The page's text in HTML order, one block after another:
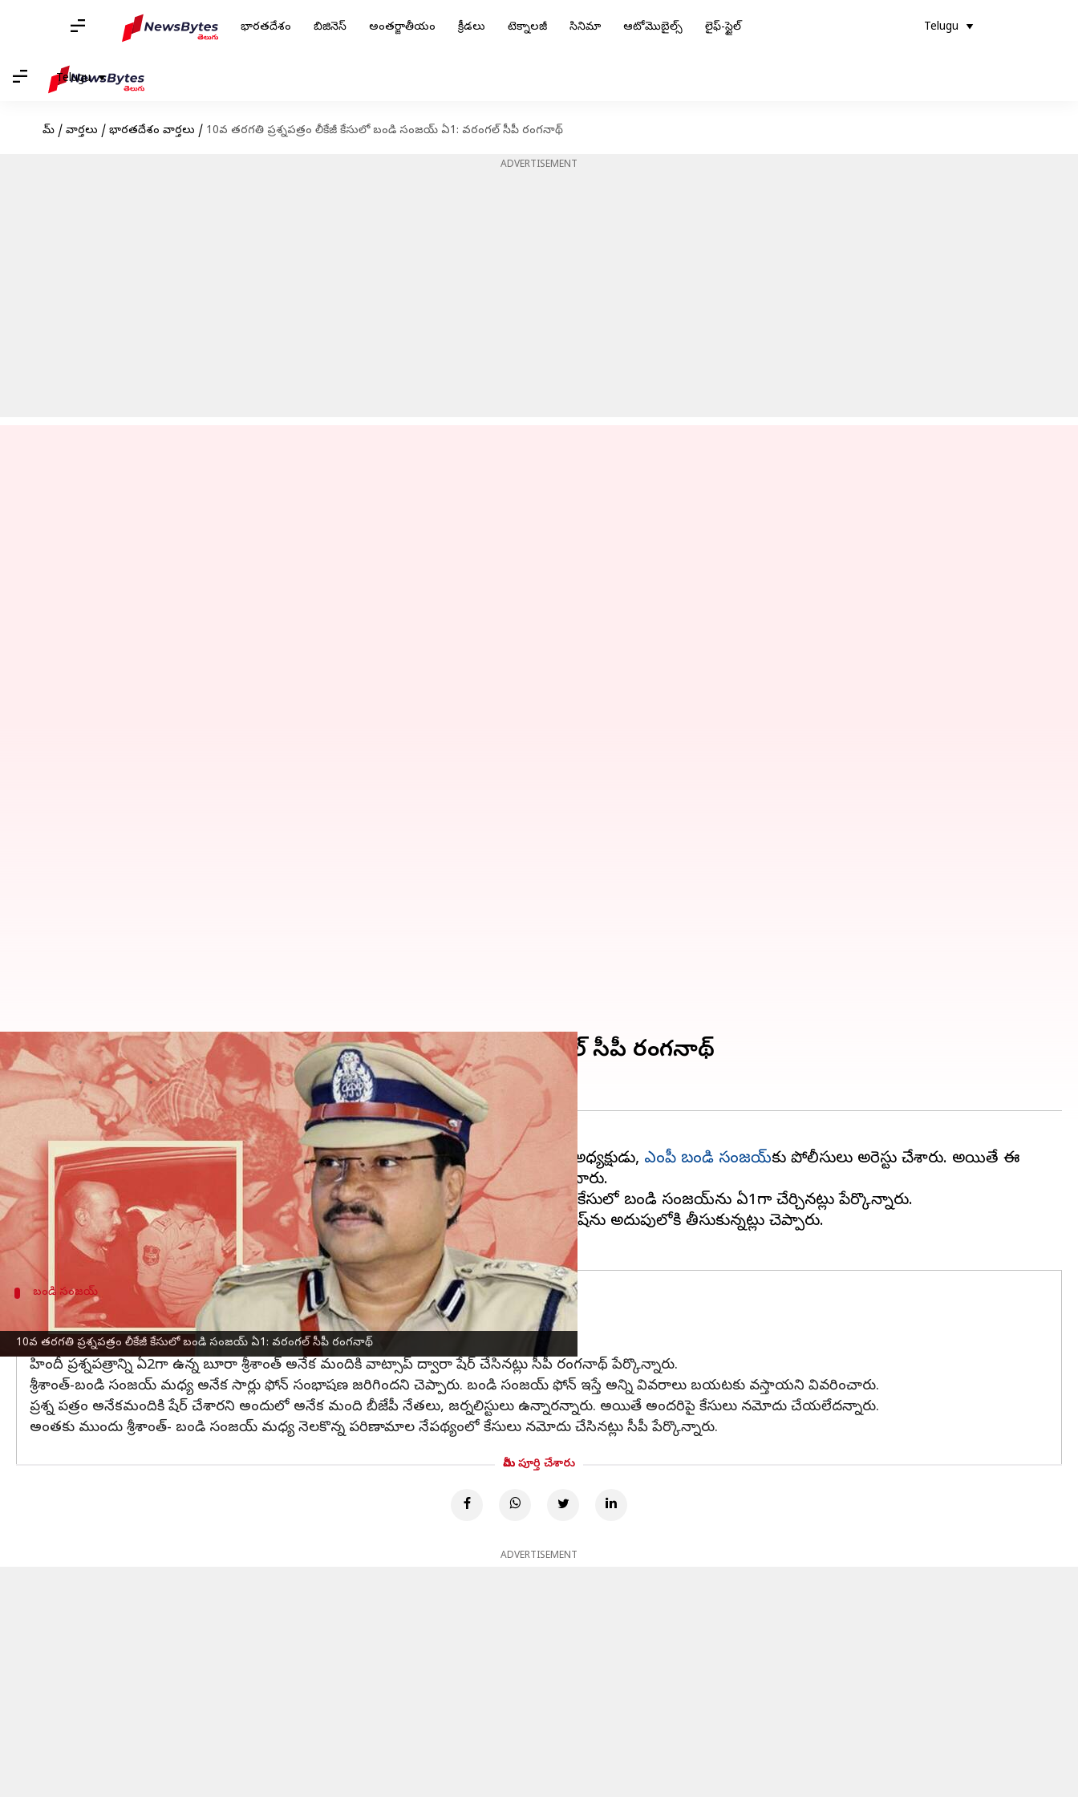
భారతదేశం బిజినెస్ అంతర్జాతీయం క్రీడలు టెక్నాలజీ సినిమా ఆటోమొబైల్స్ లైఫ్-స్టైల్ Telugu
Telugu
హోమ్ / వార్తలు / భారతదేశం వార్తలు / 10వ తరగతి ప్రశ్నపత్రం లీకేజీ కేసులో బండి సంజయ్ ఏ1: వరంగల్ సీపీ రంగనాథ్
ADVERTISEMENT
10వ తరగతి ప్రశ్నపత్రం లీకేజీ కేసులో బండి సంజయ్ ఏ1: వరంగల్ సీపీ రంగనాథ్
10వ తరగతి ప్రశ్నపత్రం లీకేజీ కేసులో బండి సంజయ్ ఏ1: వరంగల్ సీపీ రంగనాథ్
వ్రాసిన వారు Stalin Apr 05, 2023 06:51 pm
ఈ వార్తాకథనం ఏంటి
10వ తరగతిహిందీ పరీక్ష ప్రశ్నపత్రంలీక్‌లో ప్రమేయం ఉందన్న ఆరోపణలపై తెలంగాణ బీజేపీ అధ్యక్షుడు, ఎంపీ బండి సంజయ్‌కు పోలీసులు అరెస్టు చేశారు. అయితే ఈ
వ్యవహారంపైవరంగల్ సీపీ రంగనాథ్
బుధవారం మీడియా సమావేశంలో వివరాలను వెల్లడించారు.
హిందీ పరీక్ష ప్రశ్నపత్రం కమలాపూర్ సర్కారు పాఠశాల నుంచి లీకైనట్లు సీపీ వెల్లడించారు. ఈ కేసులో బండి సంజయ్‌ను ఏ1గా చేర్చినట్లు పేర్కొన్నారు.
ఏ2గా బూరా శ్రీశాంత్, ఏ3గా గుండబోయిన మహేశ్, ఏ4గా మైనర్ బాలుడు, ఏ5గా శివ గణేషష్‌ను అదుపులోకి తీసుకున్నట్లు చెప్పారు.
బండి సంజయ్
శ్రీశాంత్- బండి సంజయ్ అనేక సార్లు ఫోన్ సంభాషణ: సీపీ
పరీక్ష పేపర్ లీకైన కేంద్రంలోని బాధ్యులపై విద్యాశాఖ ఇప్పటికే చర్యలు తీసుకున్నట్లు పేర్కొన్నారు.
హిందీ ప్రశ్నపత్రాన్ని ఏ2గా ఉన్న బూరా శ్రీశాంత్ అనేక మందికి వాట్సాప్ ద్వారా షేర్ చేసినట్లు సీపీ రంగనాథ్ పేర్కొన్నారు.
శ్రీశాంత్-బండి సంజయ్ మధ్య అనేక సార్లు ఫోన్ సంభాషణ జరిగిందని చెప్పారు. బండి సంజయ్ ఫోన్ ఇస్తే అన్ని వివరాలు బయటకు వస్తాయని వివరించారు.
ప్రశ్న పత్రం అనేకమందికి షేర్ చేశారని అందులో అనేక మంది బీజేపీ నేతలు, జర్నలిస్టులు ఉన్నారన్నారు. అయితే అందరిపై కేసులు నమోదు చేయలేదన్నారు.
అంతకు ముందు శ్రీశాంత్- బండి సంజయ్ మధ్య నెలకొన్న పరిణామాల నేపథ్యంలో కేసులు నమోదు చేసినట్లు సీపీ పేర్కొన్నారు.
మీరు పూర్తి చేశారు
ADVERTISEMENT